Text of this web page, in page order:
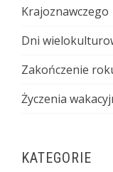
Krajoznawczego
Dni
Zakończenie
Życzenia
KATEGORIE